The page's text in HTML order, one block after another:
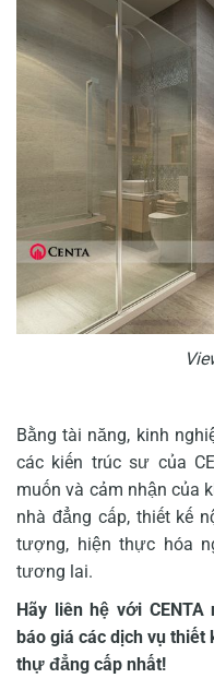
Bằng tài năng, kinh
các kiến trúc sư của
muốn và cảm nhận của
nhà đẳng cấp, thiết kế
tượng, hiện thực hóa
tương lai.
Hãy liên hệ với
báo giá các dịch vụthiết
thự đẳng cấp nhất!